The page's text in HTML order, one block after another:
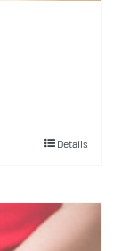
Details